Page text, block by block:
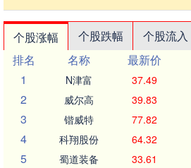
个股涨幅 个股跌幅 个股流入
排名
名称 最新价
1
N津富 37.49
2 威尔高 39.83
3 锴威特 77.82
4 科翔股份 64.32
5 蜀道装备 33.61